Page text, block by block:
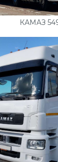
КАМАЗ